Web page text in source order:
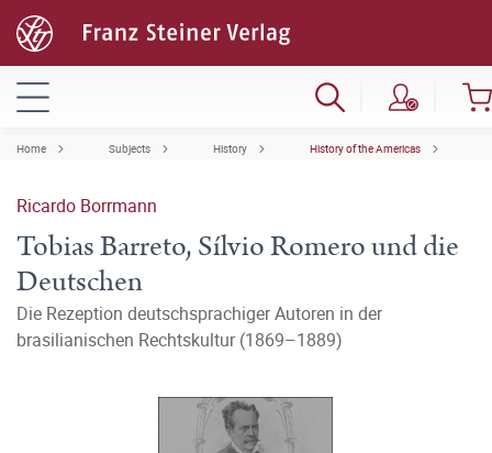
Home Subjects History History of the Americas
Ricardo Borrmann
Tobias Barreto, Sílvio Romero und die
Deutschen
Die Rezeption deutschsprachiger Autoren in der
brasilianischen Rechtskultur (1869–1889)